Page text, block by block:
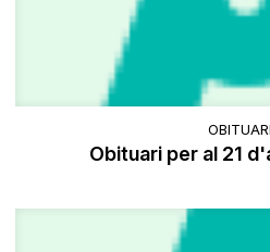
Obituari per al 21